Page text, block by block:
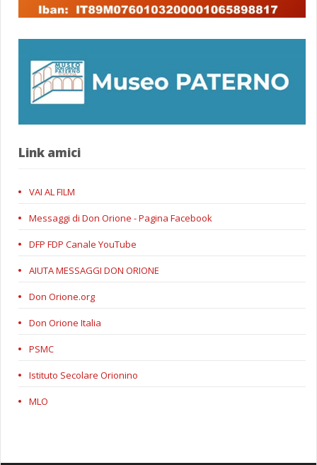
Link amici
VAI AL FILM
Messaggi di Don Orione - Pagina Facebook
DFP FDP Canale YouTube
AIUTA MESSAGGI DON ORIONE
Don Orione.org
Don Orione Italia
PSMC
Istituto Secolare Orionino
MLO